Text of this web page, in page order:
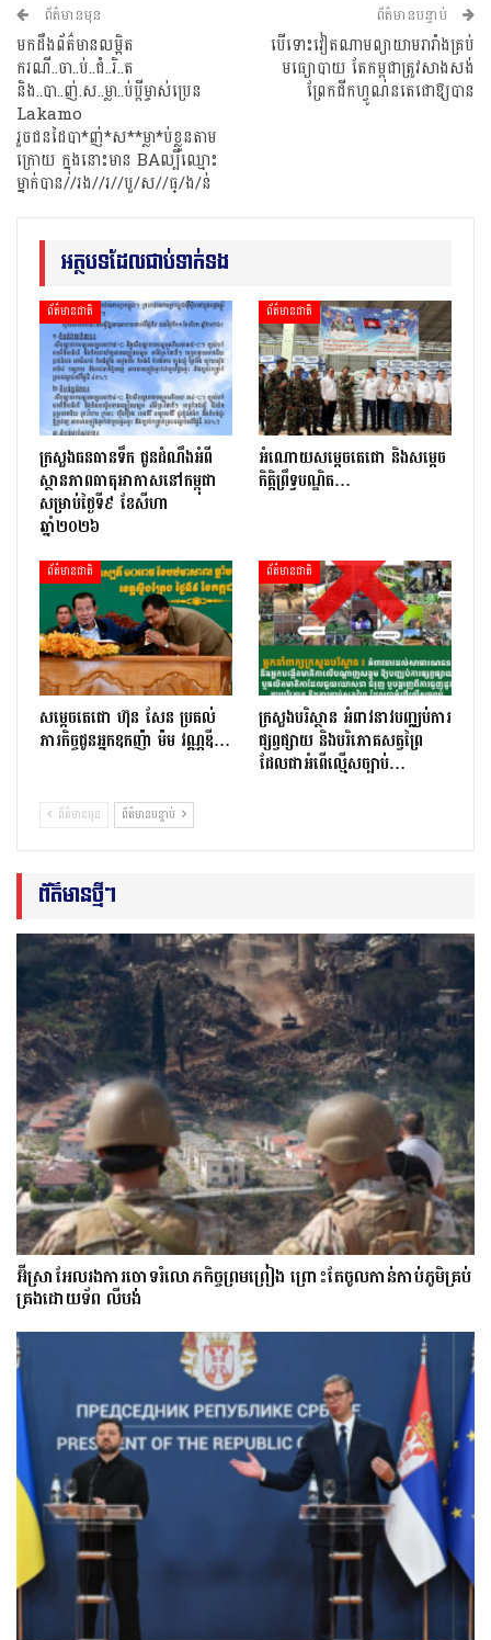
ព័ត៌មានមុន
មកដឹងព័ត៌មានលម្អិត
ករណី..ចា..ប់..ជំ..រិ..ត
និង..បា..ញ់.ស..ម្លា..ប់ប្ដីម្ចាស់ប្រេន
Lakamo
រួចជនដៃបា*ញ់*ស**ម្លា*ប់ខ្លួនតាម
ក្រោយ ក្នុងនោះមាន BAល្បីឈ្មោះ
ម្នាក់បាន//រង//រ//បួ/ស//ធ្/ង/ន់
ព័ត៌មានបន្ទាប់
បើទោះវៀតណាមព្យាយាមរារាំងគ្រប់
មធ្យោបាយ តែកម្ពុជាត្រូវសាងសង់
ព្រែកជីកហ្វូណនតេជោឱ្យបាន
អត្ថបទដែលជាប់ទាក់ទង
ព័ត៌មានជាតិ
ក្រសួងធនធានទឹក ជូនដំណឹងអំពី
ស្ថានភាពធាតុអាកាសនៅកម្ពុជា
សម្រាប់ថ្ងៃទី៩ ខែសីហា
ឆ្នាំ២០២៦
ព័ត៌មានជាតិ
អំណោយសម្តេចតេជោ និងសម្តេច
កិត្តិព្រឹទ្ធបណ្ឌិត…
ព័ត៌មានជាតិ
សម្តេចតេជោ ហ៊ុន សែន ប្រគល់
ភារកិច្ចជូនអ្នកឧកញ៉ា ម៉ម វណ្ណឌី…
ព័ត៌មានជាតិ
ក្រសួងបរិស្ថាន អំពាវនាវបញ្ឈប់ការ
ផ្សព្វផ្សាយ និងបរិភោគសត្វព្រៃ
ដែលជាអំពើល្មើសច្បាប់…
ព័ត៌មានមុន ព័ត៌មានបន្ទាប់
ព័ត៌មានថ្មីៗ
អ៊ីស្រាអែលរង​ការ​ចោទ​​រំលោភកិច្ចព្រមព្រៀង ព្រោះតែ​​ចូល​កាន់​កាប់​ភូមិគ្រប់
គ្រងដោយទ័ព លីបង់